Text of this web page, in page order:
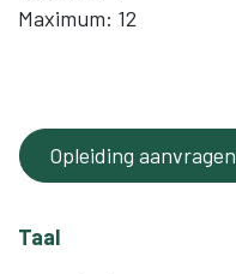
Maximum: 12
Opleiding aanvragen
Taal